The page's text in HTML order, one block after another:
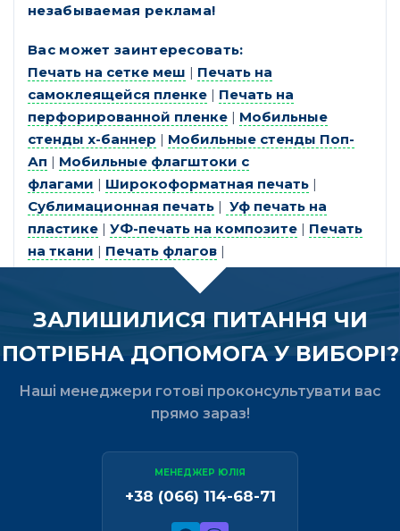
незабываемая реклама!
Вас может заинтересовать:
Печать на сетке меш | Печать на
самоклеящейся пленке | Печать на
перфорированной пленке | Мобильные
стенды х-баннер | Мобильные стенды Поп-
Ап | Мобильные флагштоки с
флагами | Широкоформатная печать |
Сублимационная печать | Уф печать на
пластике | УФ-печать на композите | Печать
на ткани | Печать флагов |
ЗАЛИШИЛИСЯ ПИТАННЯ ЧИ
ПОТРІБНА ДОПОМОГА У ВИБОРІ?
Наші менеджери готові проконсультувати вас
прямо зараз!
МЕНЕДЖЕР ЮЛІЯ
+38 (066) 114-68-71